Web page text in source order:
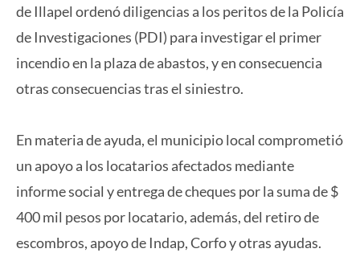
de Illapel ordenó diligencias a los peritos de la Policía
de Investigaciones (PDI) para investigar el primer
incendio en la plaza de abastos, y en consecuencia
otras consecuencias tras el siniestro.
En materia de ayuda, el municipio local comprometió
un apoyo a los locatarios afectados mediante
informe social y entrega de cheques por la suma de $
400 mil pesos por locatario, además, del retiro de
escombros, apoyo de Indap, Corfo y otras ayudas.